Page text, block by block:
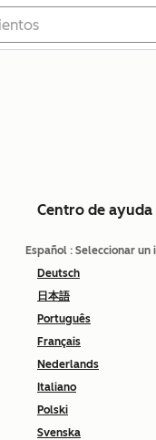
Centro de ayuda
Español : Seleccionar un
Deutsch
日本語
Português
Français
Nederlands
Italiano
Polski
Svenska